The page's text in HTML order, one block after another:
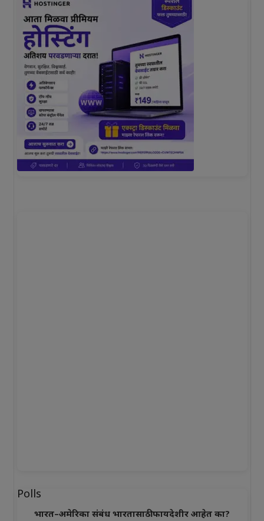
Polls
भारत–अमेरिका संबंध भारतासाठी फायदेशीर आहेत का?